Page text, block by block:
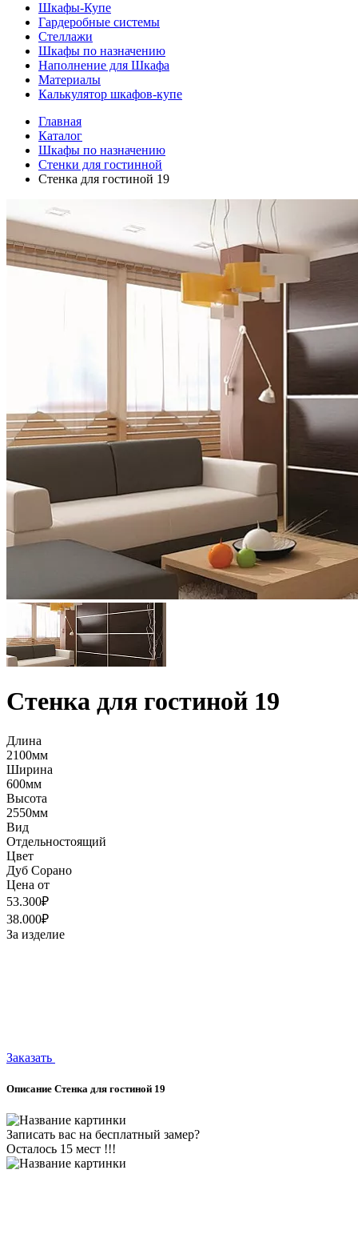
Шкафы-Купе
Гардеробные системы
Стеллажи
Шкафы по назначению
Наполнение для Шкафа
Материалы
Калькулятор шкафов-купе
Главная
Каталог
Шкафы по назначению
Стенки для гостинной
Стенка для гостиной 19
Стенка для гостиной 19
Длина
2100мм
Ширина
600мм
Высота
2550мм
Вид
Отдельностоящий
Цвет
Дуб Сорано
Цена от
53.300₽
38.000₽
За изделие
Заказать
Описание Стенка для гостиной 19
Записать вас на бесплатный замер?
Осталось 15 мест !!!